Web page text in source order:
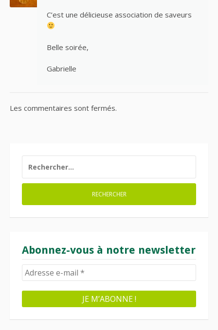
C’est une délicieuse association de saveurs
Belle soirée,
Gabrielle
Les commentaires sont fermés.
Abonnez-vous à notre newsletter